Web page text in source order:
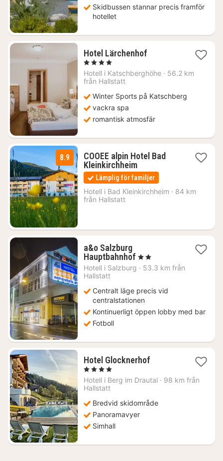
Skidbussen stannar precis framför
hotellet
Hotel Lärchenhof1
från
, 4 Stjärnor
Hotell i Katschberghöhe · 56.2 km
från Hallstatt
Winter Sports på Katschberg
vackra spa
romantisk atmosfär
8.9
COOEE alpin Hotel Bad
Kleinkirchheim1
natt
från
955
Lämplig för familjer
Hotell i Bad Kleinkirchheim · 84 km
från Hallstatt
a&o Salzburg
Hauptbahnhof 2
nätter
kr.
, 2 Stjärnor
Hotell i Salzburg · 53.3 km från
Hallstatt
Centralt läge precis vid
centralstationen
Kontinuerligt öppen lobby med bar
Fotboll
Hotel Glocknerhof1
från
, 4 Stjärnor
Hotell i Berg im Drautal · 98 km från
Hallstatt
Bredvid skidområde
Panoramavyer
Simhall